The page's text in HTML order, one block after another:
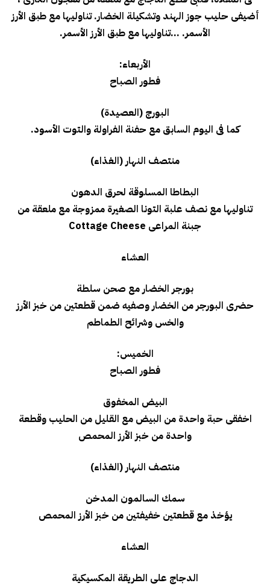
أضيفى حليب جوز الهند وتشكيلة الخضار. تناوليها مع طبق الأرز
الأسمر. …تناوليها مع طبق الأرز الأسمر.
الأربعاء:
فطور الصباح
البورج (العصيدة)
كما فى اليوم السابق مع حفنة الفراولة والتوت الأسود.
منتصف النهار (الغذاء)
البطاطا المسلوقة لحرق الدهون
تناوليها مع نصف علبة التونا الصغيرة ممزوجة مع ملعقة من
جبنة المراعى Cottage Cheese
العشاء
بورجر الخضار مع صحن سلطة
حضرى البورجر من الخضار وصفيه ضمن قطعتين من خبز الأرز
والخس وشرائح الطماطم
الخميس:
فطور الصباح
البيض المخفوق
اخفقى حبة واحدة من البيض مع القليل من الحليب وقطعة
واحدة من خبز الأرز المحمص
منتصف النهار (الغذاء)
سمك السالمون المدخن
يؤخذ مع قطعتين خفيفتين من خبز الأرز المحمص
العشاء
الدجاج على الطريقة المكسيكية